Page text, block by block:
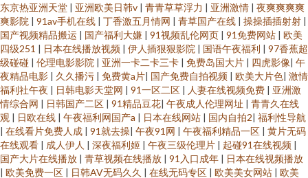
新 欧美a片综合网 国产激情文学自拍视频 91在线播放福利 夜间五月天AV 老
湿影院茄子影院 99久久精品 中日韩传媒一区 另类vv 91在线精品免费视频 91
草碰 熟女撸撸黑人 国国国国产在线精品 91有码在线播放 在线久草黄色片一
级片 内射免费网站 99青草在线视频 伊人五月大香蕉 日本福利精品每日更新
日韩三级黄 日韩熟妇网 国产Av级福利 91国产精品探花视频 香蕉视频 欧美一
东京热亚洲天堂 | 亚洲欧美日韩v | 青青草草浮力 | 亚洲激情 | 夜爽爽爽爽
爽影院 | 91av手机在线 | 丁香激五月情网 | 青草国产在线 | 操操插插射射 |
国产视频精品搬运 | 国产福利大嫌 | 91视频乱伦网页 | 91免费网站 | 欧美
四级251 | 日本在线播放视频 | 伊人插狠狠影院 | 国语午夜福利 | 97香蕉超
级碰碰 | 伦理电影影院 | 亚洲一卡二卡三卡 | 免费岛国大片 | 四虎影像| 午
夜精品电影 | 久久播污 | 免费黄a片| 国产免费自拍视频 | 欧美大片色| 激情
福利社午夜 | 日韩电影天堂网 | 91一区二区 | 人妻在线视频免费 | 亚洲激
情综合网 | 日韩国产二区 | 91精品豆花| 午夜成人伦理网址 | 青青久在线
观 | 日欧在线 | 午夜福利网国产a | 日本在线网站 | 国内自拍2| 福利性导航
| 在线看片免费人成 | 91就去操| 午夜91网 | 午夜福利精品一区 | 黄片无码
在线观看 | 成人伊人 | 深夜福利姬 | 午夜三级伦理片 | 起碰91在线视频 |
国产大片在线播放 | 青草视频在线播放 | 91入口成年 | 日本在线视频播放
| 欧美免费一区 | 日韩AV无码久久 | 在线无码专区 | 欧美美女网站 | 欧美